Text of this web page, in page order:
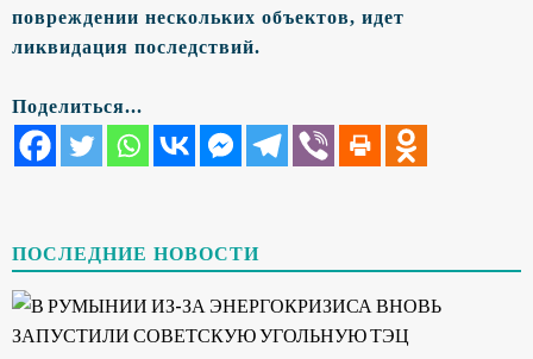
повреждении нескольких объектов, идет
ликвидация последствий.
Поделиться...
ПОСЛЕДНИЕ НОВОСТИ